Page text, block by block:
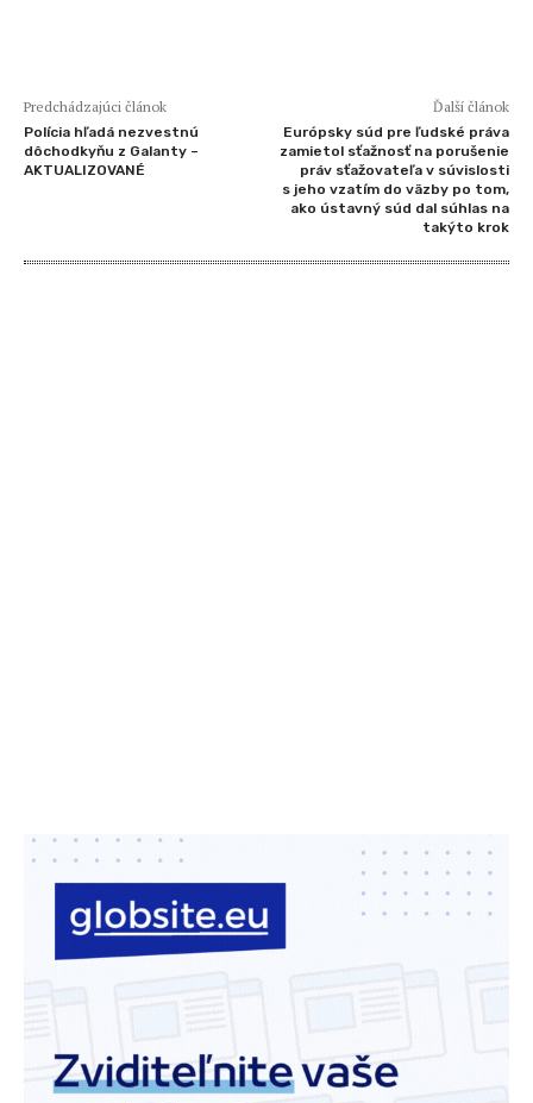
Predchádzajúci článok
Polícia hľadá nezvestnú
dôchodkyňu z Galanty –
AKTUALIZOVANÉ
Ďalší článok
Európsky súd pre ľudské práva
zamietol sťažnosť na porušenie
práv sťažovateľa v súvislosti
s jeho vzatím do väzby po tom,
ako ústavný súd dal súhlas na
takýto krok